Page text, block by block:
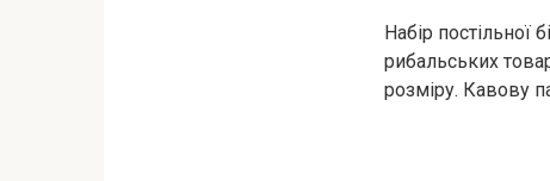
Набір постільної
рибальських
розміру. Кавову